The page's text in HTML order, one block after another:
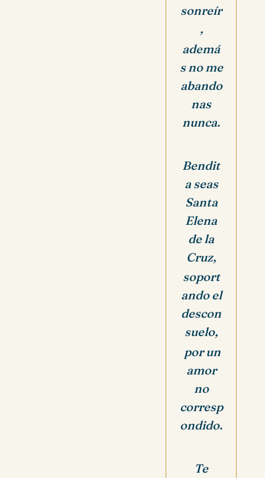
sonreír
,
ademá
s no me
abando
nas
nunca.
Bendit
a seas
Santa
Elena
de la
Cruz,
soport
ando el
descon
suelo,
por un
amor
no
corresp
ondido.
Te